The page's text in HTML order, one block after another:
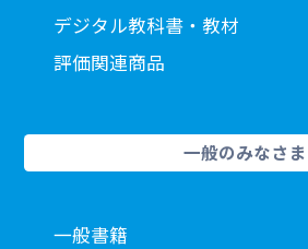
デジタル教科書・教材
評価関連商品
一般のみなさま
一般書籍